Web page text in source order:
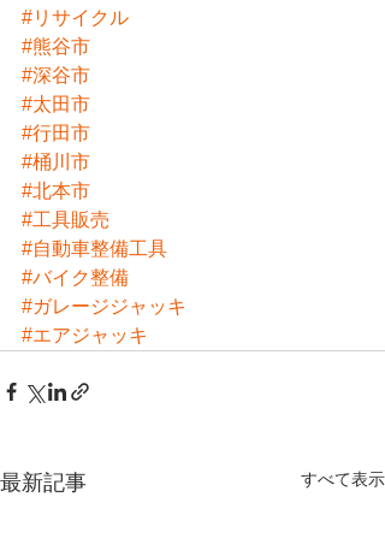
#リサイクル
#熊谷市
#深谷市
#太田市
#行田市
#桶川市
#北本市
#工具販売
#自動車整備工具
#バイク整備
#ガレージジャッキ
#エアジャッキ
最新記事 すべて表示